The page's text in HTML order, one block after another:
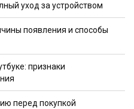
уход за устройством
появления и способы
признаки
перед покупкой